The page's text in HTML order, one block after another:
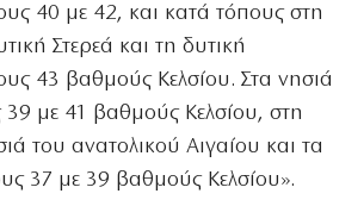
40 με 42, και κατά τόπους στη
Στερεά και τη δυτική
43 βαθμούς Κελσίου. Στα νησιά
39 με 41 βαθμούς Κελσίου, στη
του ανατολικού Αιγαίου και τα
37 με 39 βαθμούς Κελσίου».